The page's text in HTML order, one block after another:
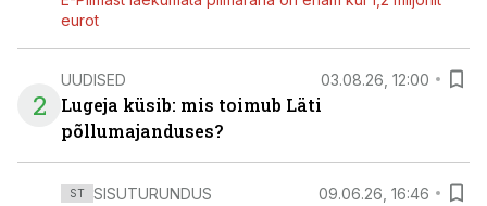
eurot
2
UUDISED 03.08.26, 12:00
Lugeja küsib: mis toimub Läti
põllumajanduses?
ST SISUTURUNDUS 09.06.26, 16:46